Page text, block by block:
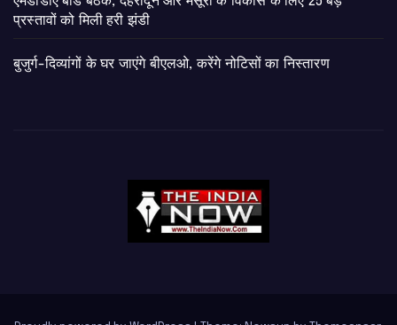
प्रस्तावों को मिली हरी झंडी
बुजुर्ग-दिव्यांगों के घर जाएंगे बीएलओ, करेंगे नोटिसों का निस्तारण